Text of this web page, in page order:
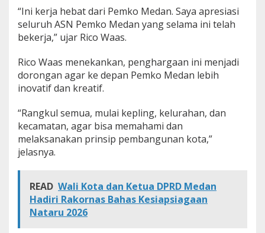
d
a
g
r
“Ini kerja hebat dari Pemko Medan. Saya apresiasi
seluruh ASN Pemko Medan yang selama ini telah
bekerja,” ujar Rico Waas.
Rico Waas menekankan, penghargaan ini menjadi
dorongan agar ke depan Pemko Medan lebih
inovatif dan kreatif.
“Rangkul semua, mulai kepling, kelurahan, dan
kecamatan, agar bisa memahami dan
melaksanakan prinsip pembangunan kota,”
jelasnya.
READ Wali Kota dan Ketua DPRD Medan
Hadiri Rakornas Bahas Kesiapsiagaan
Nataru 2026